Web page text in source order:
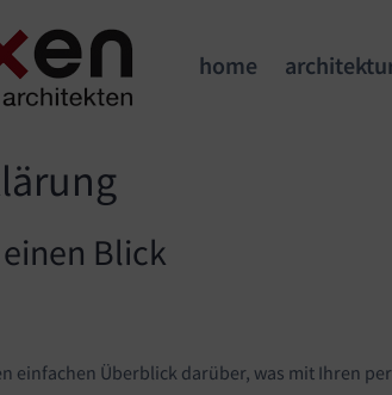
home
Blick
einfachen Überblick darüber, was mit Ihren